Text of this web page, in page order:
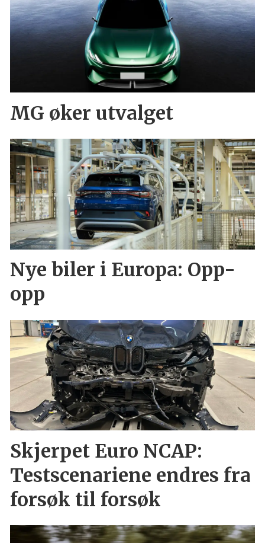
MG øker utvalget
Nye biler i Europa: Opp-
opp
Skjerpet Euro NCAP:
Testscenariene endres fra
forsøk til forsøk